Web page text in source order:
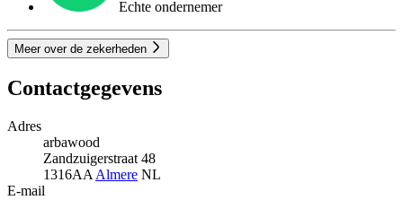
Echte ondernemer
Meer over de zekerheden
Contactgegevens
Adres
arbawood
Zandzuigerstraat 48
1316AA Almere NL
E-mail